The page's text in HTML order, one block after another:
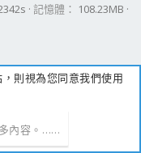
記憶體 108.23MB
則視為您同意我們使用
內容。……